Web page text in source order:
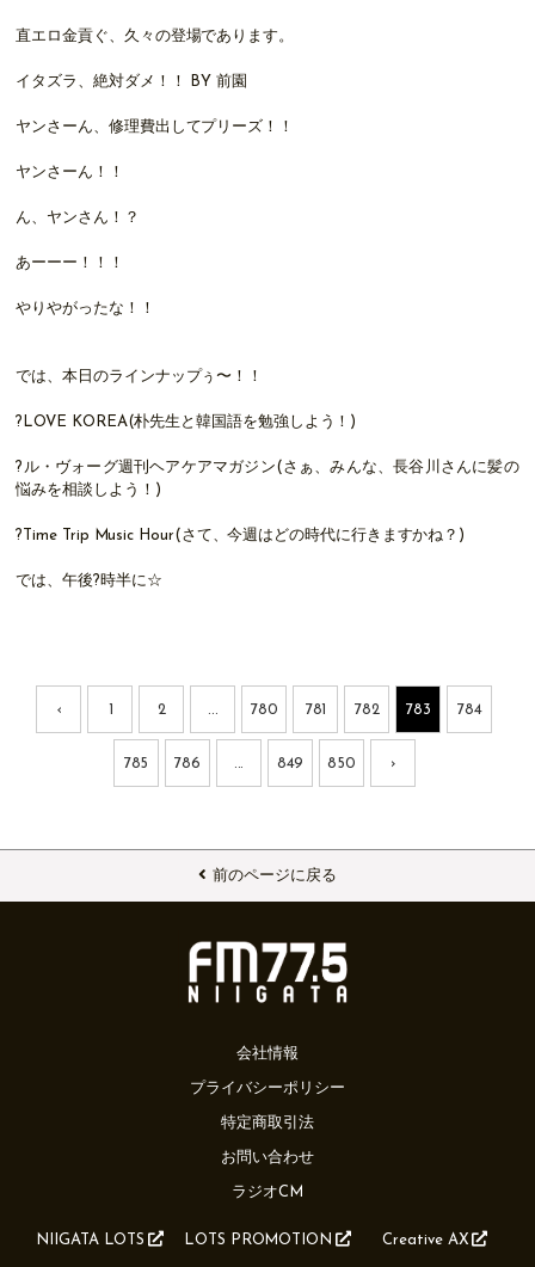
直エロ金貢ぐ、久々の登場であります。
イタズラ、絶対ダメ！！ BY 前園
ヤンさーん、修理費出してプリーズ！！
ヤンさーん！！
ん、ヤンさん！？
あーーー！！！
やりやがったな！！
では、本日のラインナップぅ〜！！
?LOVE KOREA(朴先生と韓国語を勉強しよう！)
?ル・ヴォーグ週刊ヘアケアマガジン(さぁ、みんな、長谷川さんに髪の
悩みを相談しよう！)
?Time Trip Music Hour(さて、今週はどの時代に行きますかね？)
では、午後?時半に☆
‹ 1 2 780 781 782 783 784
785 786 849 850 ›
前のページに戻る
会社情報
プライバシーポリシー
特定商取引法
お問い合わせ
ラジオCM
NIIGATA LOTS LOTS PROMOTION Creative AX